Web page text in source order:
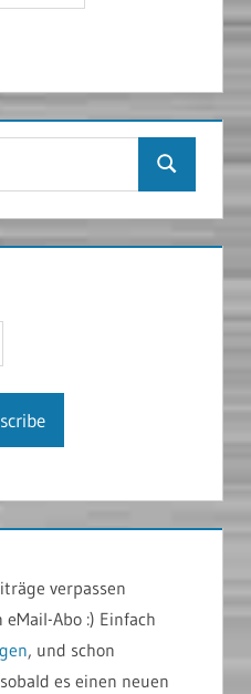
Suchen
verpassen
Abo :) Einfach
, und schon
es einen neuen